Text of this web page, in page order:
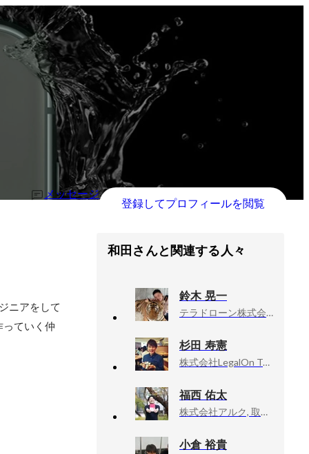
メッセージ
登録してプロフィールを閲覧
ニアをして
ていく仲
和田さんと関連する人々
鈴木 晃一
テラドローン株式会社, 運航管理開発部長
杉田 寿憲
株式会社LegalOn Technologies, Staff Software Engineer / Platform engineering tech lead
福西 佑太
株式会社アルク, 取締役 CTO
小倉 裕貴